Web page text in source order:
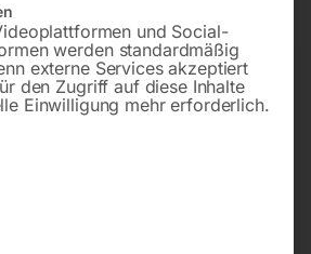
Fragen zu diesem
Artikel?
wir Ihnen weiter.
und Social-
werden standardmäßig
externe Services akzeptiert
den Zugriff auf diese Inhalte
Einwilligung mehr erforderlich.